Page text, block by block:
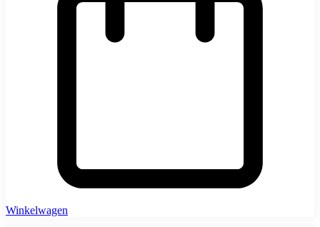
Winkelwagen